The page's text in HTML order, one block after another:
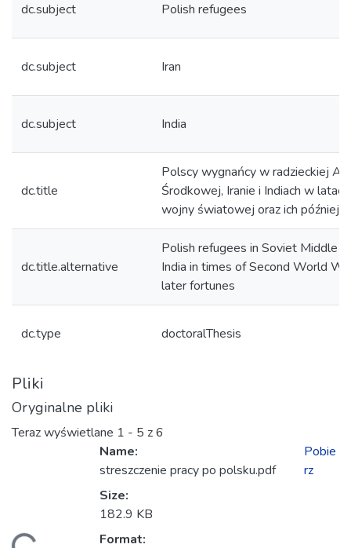
dc.subject Polish refugees
dc.subject Iran
dc.subject India
dc.title
Polscy wygnańcy w radzieckiej
Środkowej, Iranie i Indiach w
wojny światowej oraz ich
dc.title.alternative
Polish refugees in Soviet Middle
India in times of Second World
later fortunes
dc.type doctoralThesis
Pliki
Oryginalne pliki
Teraz wyświetlane 1 - 5 z 6
Name:
streszczenie pracy po polsku.pdf
Size:
182.9 KB
Format:
Pobie
rz